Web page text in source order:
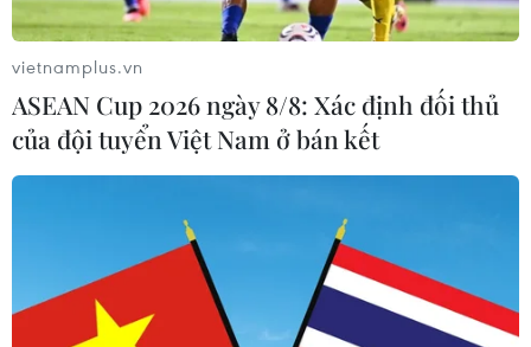
Quốc hội Iraq quyết định hoãn bầu cử
tổng thống vô thời hạn
07/02/2022 14:08
Các khối chính trị lớn tại Quốc hội Iraq đã tuyên bố tẩy
vietnamplus.vn
ASEAN Cup 2026 ngày 8/8: Xác định đối thủ
của đội tuyển Việt Nam ở bán kết